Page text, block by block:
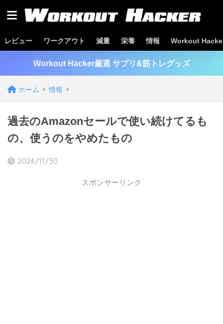
レビュー ワークアウト 減量 栄養 情報 Workout
Workout Hacker厳選 サプリ&筋トレグッズ
ホーム 情報
過去のAmazonセールで使い続けてるも
の、使うのをやめたもの
2024/11/30
スポンサーリンク